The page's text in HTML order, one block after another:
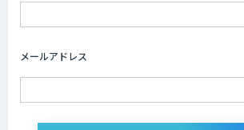
ライフサイエンスDX/
IMACEL
メールアドレス